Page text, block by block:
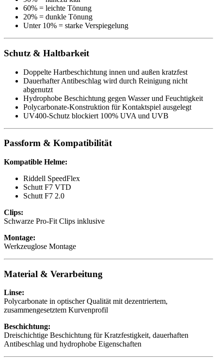
60% = leichte Tönung
20% = dunkle Tönung
Unter 10% = starke Verspiegelung
Schutz & Haltbarkeit
Doppelte Hartbeschichtung innen und außen kratzfest
Dauerhafter Antibeschlag wird durch Reinigung nicht
abgenutzt
Hydrophobe Beschichtung gegen Wasser und Feuchtigkeit
Polycarbonate-Konstruktion für Kontaktspiel ausgelegt
UV400-Schutz blockiert 100% UVA und UVB
Passform & Kompatibilität
Kompatible Helme:
Riddell SpeedFlex
Schutt F7 VTD
Schutt F7 2.0
Clips:
Schwarze Pro-Fit Clips inklusive
Montage:
Werkzeuglose Montage
Material & Verarbeitung
Linse:
Polycarbonate in optischer Qualität mit dezentriertem,
zusammengesetztem Kurvenprofil
Beschichtung:
Dreischichtige Beschichtung für Kratzfestigkeit, dauerhaften
Antibeschlag und hydrophobe Eigenschaften